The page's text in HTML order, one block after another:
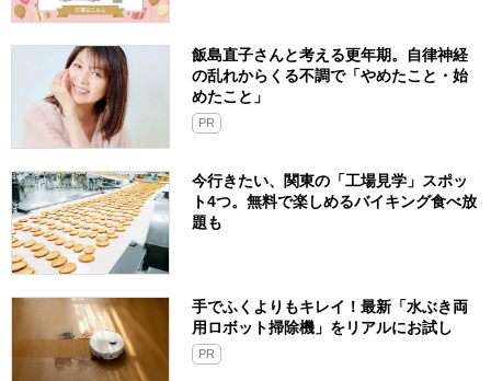
飯島直子さんと考える更年期。自律神経
の乱れからくる不調で「やめたこと・始
めたこと」
PR
今行きたい、関東の「工場見学」スポッ
ト4つ。無料で楽しめるバイキング食べ放
題も
手でふくよりもキレイ！最新「水ぶき両
用ロボット掃除機」をリアルにお試し
PR